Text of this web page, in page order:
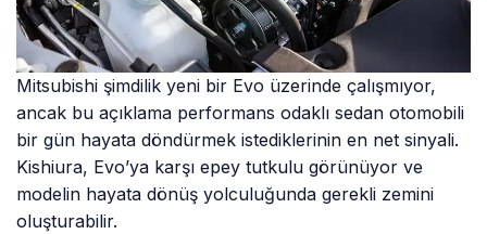
Mitsubishi şimdilik yeni bir Evo üzerinde çalışmıyor,
ancak bu açıklama performans odaklı sedan otomobili
bir gün hayata döndürmek istediklerinin en net sinyali.
Kishiura, Evo’ya karşı epey tutkulu görünüyor ve
modelin hayata dönüş yolculuğunda gerekli zemini
oluşturabilir.